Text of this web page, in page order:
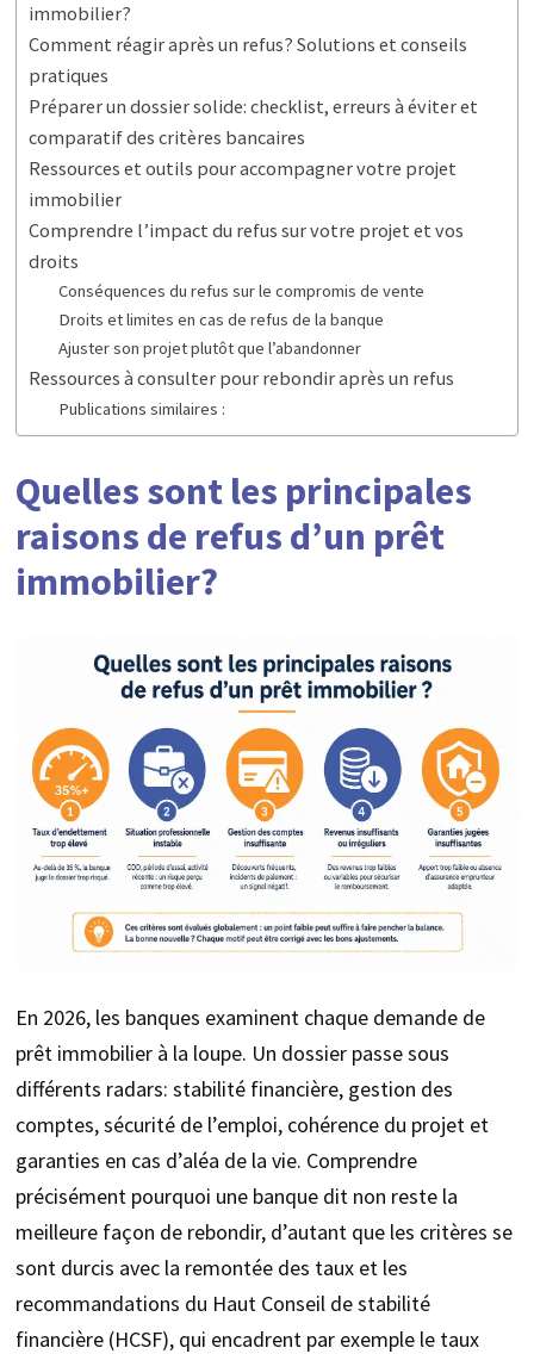
immobilier?
Comment réagir après un refus? Solutions et conseils
pratiques
Préparer un dossier solide: checklist, erreurs à éviter et
comparatif des critères bancaires
Ressources et outils pour accompagner votre projet
immobilier
Comprendre l’impact du refus sur votre projet et vos
droits
Conséquences du refus sur le compromis de vente
Droits et limites en cas de refus de la banque
Ajuster son projet plutôt que l’abandonner
Ressources à consulter pour rebondir après un refus
Publications similaires :
Quelles sont les principales
raisons de refus d’un prêt
immobilier?
En 2026, les banques examinent chaque demande de
prêt immobilier à la loupe. Un dossier passe sous
différents radars: stabilité financière, gestion des
comptes, sécurité de l’emploi, cohérence du projet et
garanties en cas d’aléa de la vie. Comprendre
précisément pourquoi une banque dit non reste la
meilleure façon de rebondir, d’autant que les critères se
sont durcis avec la remontée des taux et les
recommandations du Haut Conseil de stabilité
financière (HCSF), qui encadrent par exemple le taux